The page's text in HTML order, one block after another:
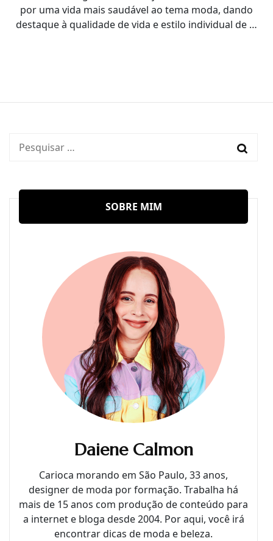
por uma vida mais saudável ao tema moda, dando
destaque à qualidade de vida e estilo individual de …
Pesquisar
SOBRE MIM
Daiene Calmon
Carioca morando em São Paulo, 33 anos,
designer de moda por formação. Trabalha há
mais de 15 anos com produção de conteúdo para
a internet e bloga desde 2004. Por aqui, você irá
encontrar dicas de moda e beleza.